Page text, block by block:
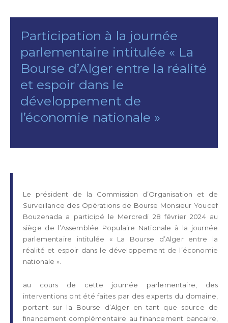
Participation à la journée
parlementaire intitulée « La
Bourse d’Alger entre la réalité
et espoir dans le
développement de
l’économie nationale »
Le président de la Commission d’Organisation et de
Surveillance des Opérations de Bourse Monsieur Youcef
Bouzenada a participé le Mercredi 28 février 2024 au
siège de l’Assemblée Populaire Nationale à la journée
parlementaire intitulée « La Bourse d’Alger entre la
réalité et espoir dans le développement de l’économie
nationale ».
au cours de cette journée parlementaire, des
interventions ont été faites par des experts du domaine,
portant sur la Bourse d’Alger en tant que source de
financement complémentaire au financement bancaire,